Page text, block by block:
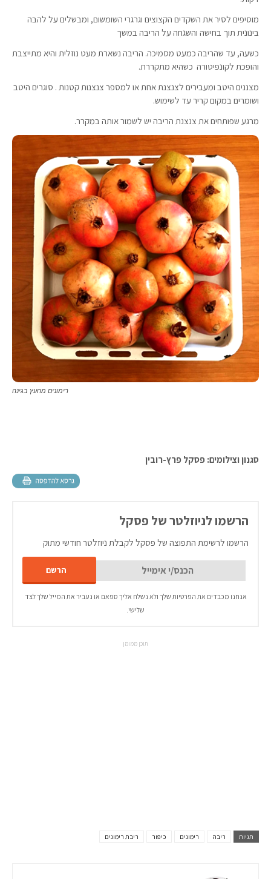
מוסיפים לסיר את השקדים הקצוצים וגרגרי השומשום, ומבשלים על להבה
בינונית תוך בחישה והשגחה על הריבה במשך
כשעה, עד שהריבה כמעט מסמיכה. הריבה נשארת מעט נוזלית והיא מתייצבת
והופכת לקונפיטורה כשהיא מתקררת.
מצננים היטב ומעבירים לצנצנת אחת או למספר צנצנות קטנות . סוגרים היטב
ושומרים במקום קריר עד לשימוש.
מרגע שפותחים את צנצנת הריבה יש לשמור אותה במקרר.
רימונים מהעץ בגינה
סגנון וצילומים: פסקל פרץ-רובין
הרשמו לניוזלטר של פסקל
הרשמו לרשימת התפוצה של פסקל לקבלת ניוזלטר חודשי מתוק
אנחנו מכבדים את הפרטיות שלך ולא נשלח אליך ספאם או נעביר את המייל שלך לצד
שלישי.
תוכן ממומן
תגיות ריבה רימונים כיפור ריבת רימונים